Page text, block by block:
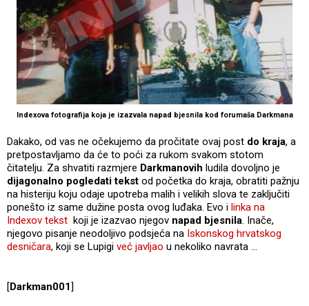
Indexova fotografija koja je izazvala napad bjesnila kod forumaša Darkmana
Dakako, od vas ne očekujemo da pročitate ovaj post do kraja, a
pretpostavljamo da će to poći za rukom svakom stotom
čitatelju. Za shvatiti razmjere Darkmanovih ludila dovoljno je
dijagonalno pogledati tekst od početka do kraja, obratiti pažnju
na histeriju koju odaje upotreba malih i velikih slova te zaključiti
ponešto iz same dužine posta ovog luđaka. Evo i linka na
Indexov tekst koji je izazvao njegov napad bjesnila. Inače,
njegovo pisanje neodoljivo podsjeća na Iskonskog hrvatskog
desničara, koji se Lupigi već javljao u nekoliko navrata ...
[Darkman001]